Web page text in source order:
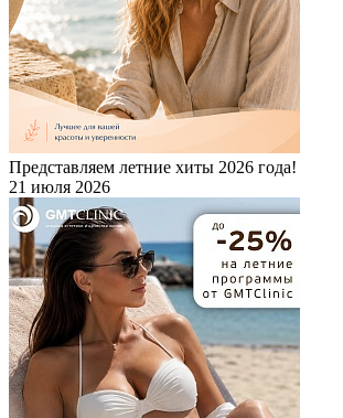
Представляем летние хиты 2026 года!
21 июля 2026